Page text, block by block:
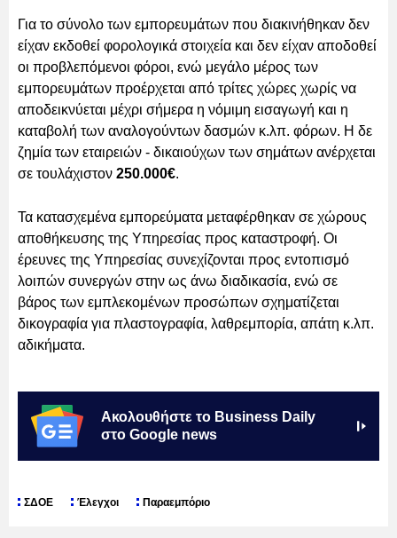
Για το σύνολο των εμπορευμάτων που διακινήθηκαν δεν
είχαν εκδοθεί φορολογικά στοιχεία και δεν είχαν αποδοθεί
οι προβλεπόμενοι φόροι, ενώ μεγάλο μέρος των
εμπορευμάτων προέρχεται από τρίτες χώρες χωρίς να
αποδεικνύεται μέχρι σήμερα η νόμιμη εισαγωγή και η
καταβολή των αναλογούντων δασμών κ.λπ. φόρων. Η δε
ζημία των εταιρειών - δικαιούχων των σημάτων ανέρχεται
σε τουλάχιστον 250.000€.
Τα κατασχεμένα εμπορεύματα μεταφέρθηκαν σε χώρους
αποθήκευσης της Υπηρεσίας προς καταστροφή. Οι
έρευνες της Υπηρεσίας συνεχίζονται προς εντοπισμό
λοιπών συνεργών στην ως άνω διαδικασία, ενώ σε
βάρος των εμπλεκομένων προσώπων σχηματίζεται
δικογραφία για πλαστογραφία, λαθρεμπορία, απάτη κ.λπ.
αδικήματα.
Ακολουθήστε το Business Daily
στο Google news
ΣΔΟΕ Έλεγχοι Παραεμπόριο